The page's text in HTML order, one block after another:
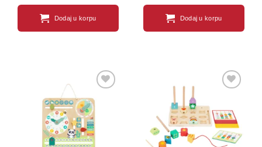
Dodaj u korpu Dodaj u korpu
Sačuvaj
proizvod